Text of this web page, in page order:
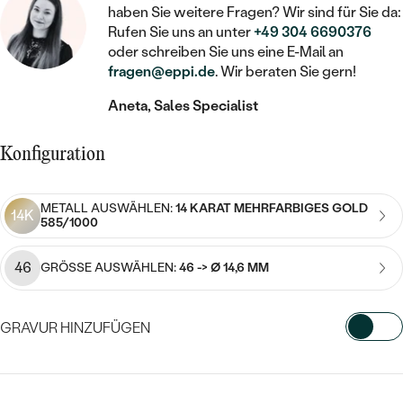
MIT FÜLLUNG
IM SET
GÜNSTIG
LUXURIÖSE
LAB GROWN DIAMANTEN ZUM
EINFASSEN
NACH EDELSTEIN
MIT DIAMANT
MIT LAB GROWN DIAMANT
MIT MOISSANIT
MIT FARBIGEN DIAMANTEN
SCHMUCK FÜR KINDER
BROSCHEN
SCHMUCKZUBEHÖR
GOLD
SILBER
KINDER
PIERCINGS
MIT DIAMANT
MIT EDELSTEIN
PERLENOHRRINGE
NACH PREIS
PREISWERTE
LUXURIÖSE
MEDAILLON
KETTEN
HERZKETTEN
MIT TIEREN
NACH EDELSTEIN
MIT DIAMANT
MIT EDELSTEIN
SIEGELRINGE
NACH EDELSTEIN
MIT EDELSTEIN
PERLENRINGE
NACH PREIS
haben Sie weitere Fragen? Wir sind für Sie da:
Rufen Sie uns an unter+49 304 6690376
oder schreiben Sie uns eine E-Mail an
fragen@eppi.de. Wir beraten Sie gern!
Aneta, Sales Specialist
Konfiguration
14K METALL AUSWÄHLEN:14 KARAT MEHRFARBIGES GOLD
585/1000
46 GRÖSSE AUSWÄHLEN:46 -> Ø 14,6 MM
GRAVUR HINZUFÜGEN